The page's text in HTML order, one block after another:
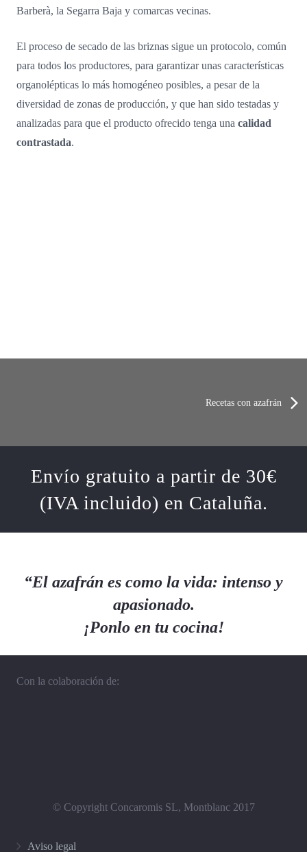
Barberà, la Segarra Baja y comarcas vecinas.
El proceso de secado de las briznas sigue un protocolo, común
para todos los productores, para garantizar unas características
organolépticas lo más homogéneo posibles, a pesar de la
diversidad de zonas de producción, y que han sido testadas y
analizadas para que el producto ofrecido tenga una calidad
contrastada.
Recetas con azafrán
Envío gratuito a partir de 30€
(IVA incluido) en Cataluña.
“El azafrán es como la vida: intenso y
apasionado.
¡Ponlo en tu cocina!
Con la colaboración de:
© Copyright Concaromis SL, Montblanc 2017
Aviso legal